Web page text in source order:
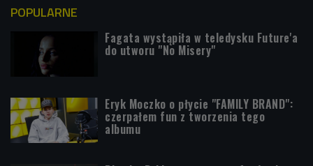
POPULARNE
Fagata wystąpiła w teledysku Future'a
do utworu "No Misery"
Eryk Moczko o płycie "FAMILY BRAND":
czerpałem fun z tworzenia tego
albumu